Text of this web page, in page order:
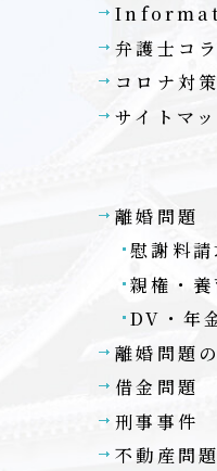
弁護士コ
コロナ対
サイトマ
離婚問題
慰謝料請
親権・
DV・年
離婚問題
借金問題
刑事事件
不動産問題